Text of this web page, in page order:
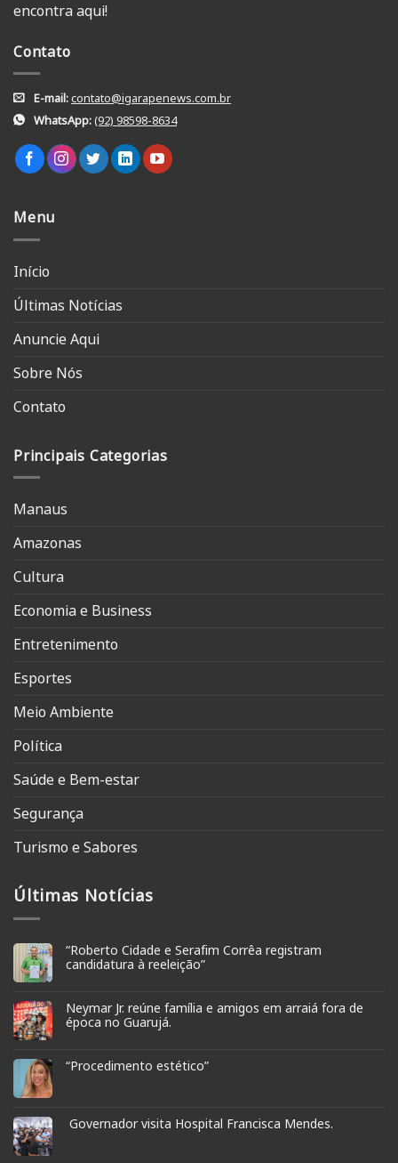
encontra aqui!
Contato
E-mail:contato@igarapenews.com.br
WhatsApp:(92) 98598-8634
Menu
Início
Últimas Notícias
Anuncie Aqui
Sobre Nós
Contato
Principais Categorias
Manaus
Amazonas
Cultura
Economia e Business
Entretenimento
Esportes
Meio Ambiente
Política
Saúde e Bem-estar
Segurança
Turismo e Sabores
Últimas Notícias
“Roberto Cidade e Serafim Corrêa registram
candidatura à reeleição”
Neymar Jr. reúne família e amigos em arraiá fora de
época no Guarujá.
“Procedimento estético”
Governador visita Hospital Francisca Mendes.